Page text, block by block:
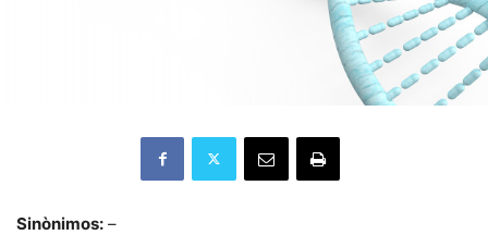
Sinònimos: –